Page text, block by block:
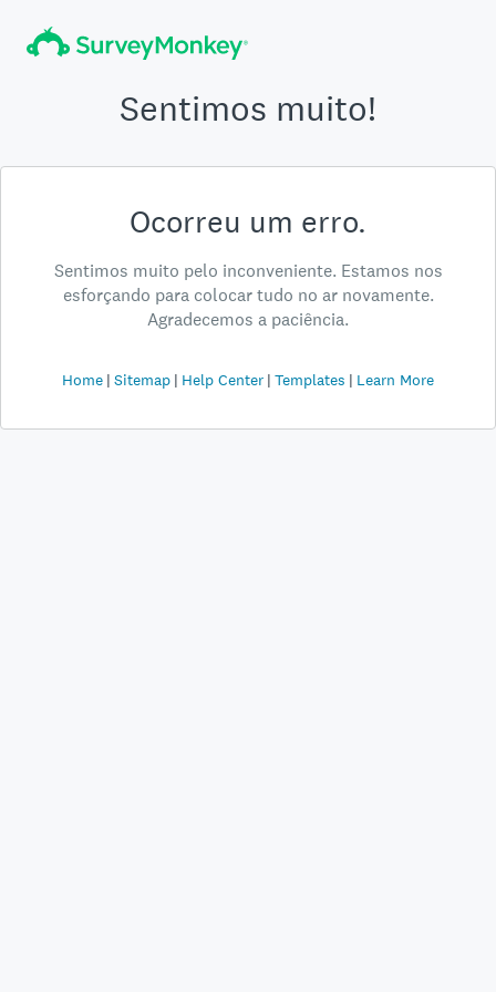
Sentimos muito!
Ocorreu um erro.
Sentimos muito pelo inconveniente. Estamos nos
esforçando para colocar tudo no ar novamente.
Agradecemos a paciência.
Home Sitemap Help Center Templates Learn More